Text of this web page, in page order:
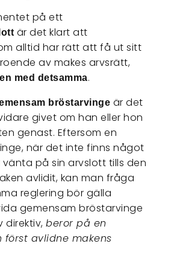
på ett
är det klart att
alltid har rätt att få ut sitt
av makes arvsrätt,
med detsamma.
bröstarvinge är det
givet om han eller hon
genast. Eftersom en
när det inte finns något
på sin arvslott tills den
avlidit, kan man fråga
reglering bör gälla
gemensam bröstarvinge
direktiv,beror på en
först avlidne makens